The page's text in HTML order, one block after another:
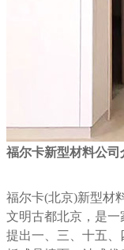
福尔卡新型材料公司
福尔卡(北京)新型材
文明古都北京，是
提出一、三、十五